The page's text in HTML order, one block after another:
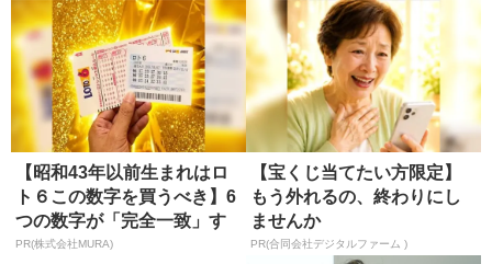
【昭和43年以前生まれはロ
ト６この数字を買うべき】6
つの数字が「完全一致」す
る方...
PR(株式会社MURA)
【宝くじ当てたい方限定】
もう外れるの、終わりにし
ませんか
PR(合同会社デジタルファーム )